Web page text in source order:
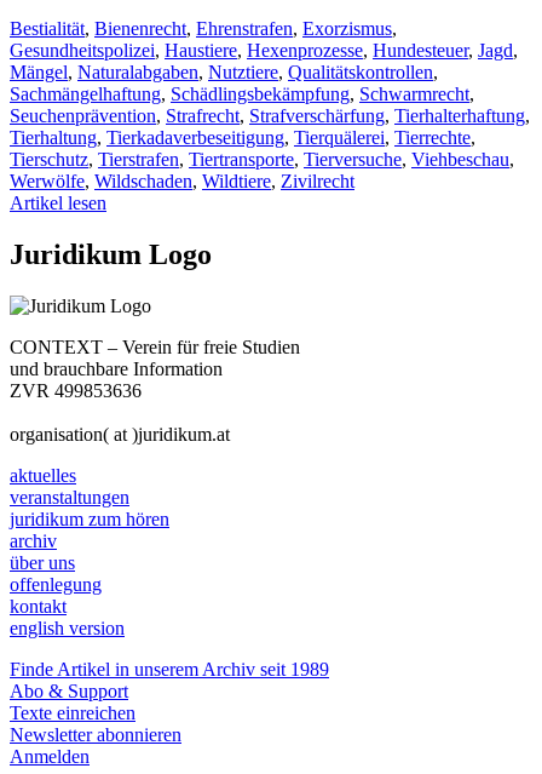
Bestialität, Bienenrecht, Ehrenstrafen, Exorzismus,
Gesundheitspolizei, Haustiere, Hexenprozesse, Hundesteuer, Jagd,
Mängel, Naturalabgaben, Nutztiere, Qualitätskontrollen,
Sachmängelhaftung, Schädlingsbekämpfung, Schwarmrecht,
Seuchenprävention, Strafrecht, Strafverschärfung, Tierhalterhaftung,
Tierhaltung, Tierkadaverbeseitigung, Tierquälerei, Tierrechte,
Tierschutz, Tierstrafen, Tiertransporte, Tierversuche, Viehbeschau,
Werwölfe, Wildschaden, Wildtiere, Zivilrecht
Artikel lesen
Juridikum Logo
CONTEXT – Verein für freie Studien
und brauchbare Information
ZVR 499853636
organisation( at )juridikum.at
aktuelles
veranstaltungen
juridikum zum hören
archiv
über uns
offenlegung
kontakt
english version
Finde Artikel in unserem Archiv seit 1989
Abo & Support
Texte einreichen
Newsletter abonnieren
Anmelden